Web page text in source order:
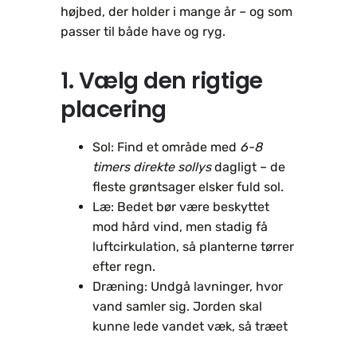
højbed, der holder i mange år – og som
passer til både have og ryg.
1. Vælg den rigtige
placering
Sol: Find et område med 6-8
timers direkte sollysdagligt – de
fleste grøntsager elsker fuld sol.
Læ: Bedet bør være beskyttet
mod hård vind, men stadig få
luftcirkulation, så planterne tørrer
efter regn.
Dræning: Undgå lavninger, hvor
vand samler sig. Jorden skal
kunne lede vandet væk, så træet